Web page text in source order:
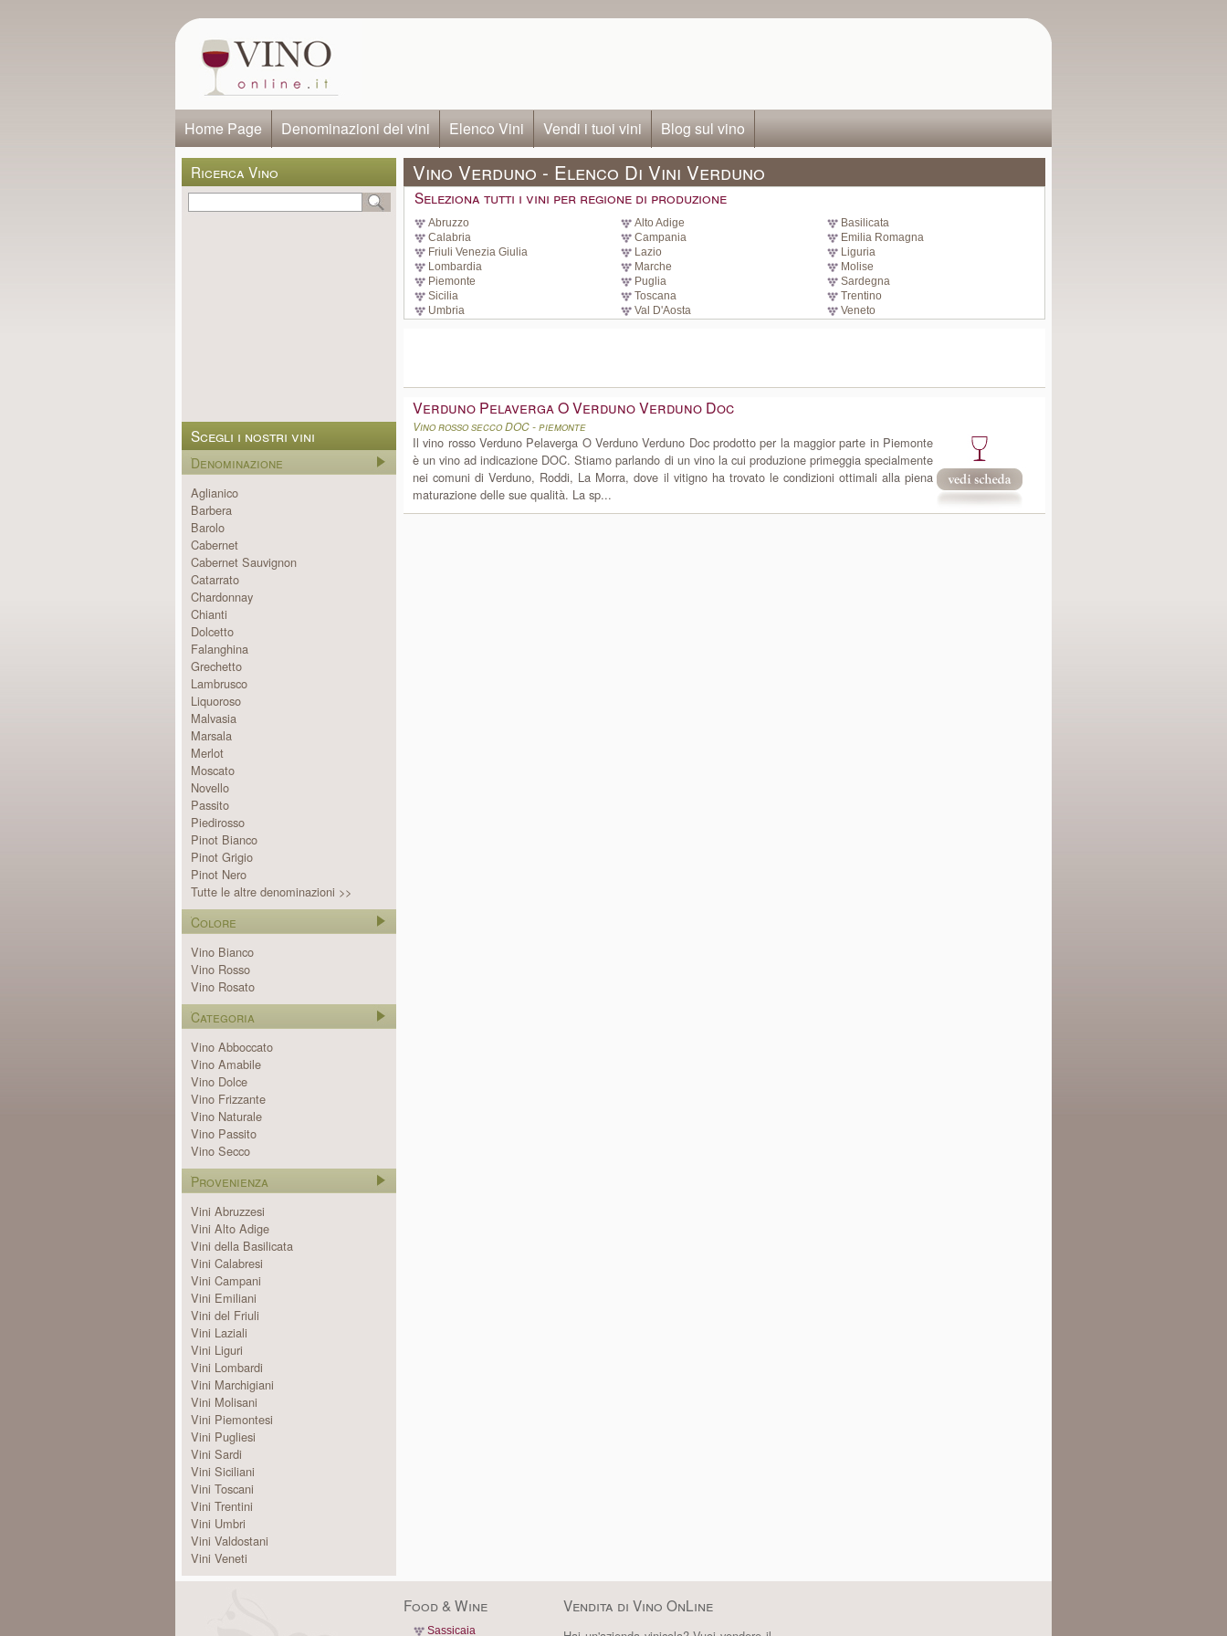
Home Page Denominazioni dei vini Elenco Vini Vendi i tuoi vini Blog sul vino
Ricerca Vino
Scegli i nostri vini
Denominazione
Aglianico
Barbera
Barolo
Cabernet
Cabernet Sauvignon
Catarrato
Chardonnay
Chianti
Dolcetto
Falanghina
Grechetto
Lambrusco
Liquoroso
Malvasia
Marsala
Merlot
Moscato
Novello
Passito
Piedirosso
Pinot Bianco
Pinot Grigio
Pinot Nero
Tutte le altre denominazioni >>
Colore
Vino Bianco
Vino Rosso
Vino Rosato
Categoria
Vino Abboccato
Vino Amabile
Vino Dolce
Vino Frizzante
Vino Naturale
Vino Passito
Vino Secco
Provenienza
Vini Abruzzesi
Vini Alto Adige
Vini della Basilicata
Vini Calabresi
Vini Campani
Vini Emiliani
Vini del Friuli
Vini Laziali
Vini Liguri
Vini Lombardi
Vini Marchigiani
Vini Molisani
Vini Piemontesi
Vini Pugliesi
Vini Sardi
Vini Siciliani
Vini Toscani
Vini Trentini
Vini Umbri
Vini Valdostani
Vini Veneti
Vino Verduno - Elenco Di Vini Verduno
Seleziona tutti i vini per regione di produzione
Abruzzo Alto Adige
Basilicata
Calabria
Campania
Emilia Romagna
Friuli Venezia Giulia
Lazio
Liguria
Lombardia
Marche
Molise
Piemonte
Puglia
Sardegna
Sicilia
Toscana
Trentino
Umbria
Val D'Aosta Veneto
Verduno Pelaverga O Verduno Verduno Doc
Vino rosso secco DOC - piemonte
Il vino rosso Verduno Pelaverga O Verduno Verduno Doc prodotto per la maggior parte in Piemonte
è un vino ad indicazione DOC. Stiamo parlando di un vino la cui produzione primeggia specialmente
nei comuni di Verduno, Roddi, La Morra, dove il vitigno ha trovato le condizioni ottimali alla piena
maturazione delle sue qualità. La sp...
Food & Wine
Sassicaia
Vendita di Vino OnLine